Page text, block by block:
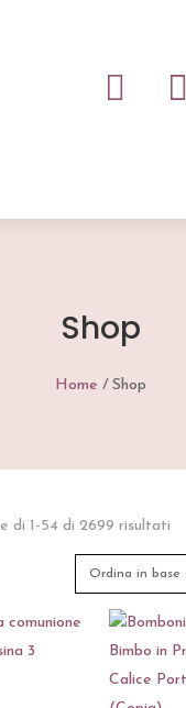
 
Shop
Home / Shop
di 1-54 di 2699 risultati
in